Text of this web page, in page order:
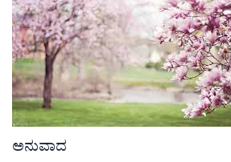
ಅನುವಾದ